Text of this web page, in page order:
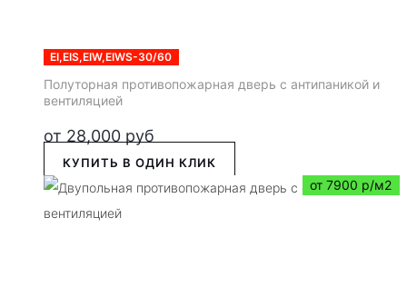
EI,EIS,EIW,EIWS-30/60
Полуторная противопожарная дверь с антипаникой и
вентиляцией
от 28,000 руб
КУПИТЬ В ОДИН КЛИК
от 7900 р/м2